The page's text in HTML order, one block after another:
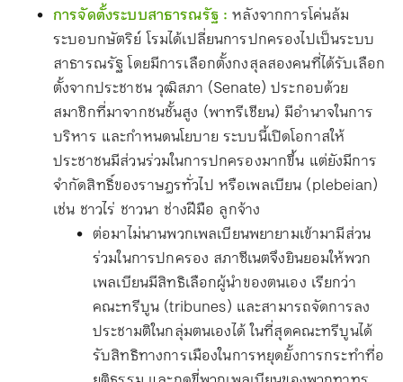
การจัดตั้งระบบสาธารณรัฐ :หลังจากการโค่นล้ม
ระบอบกษัตริย์ โรมได้เปลี่ยนการปกครองไปเป็นระบบ
สาธารณรัฐ โดยมีการเลือกตั้งกงสุลสองคนที่ได้รับเลือก
ตั้งจากประชาชน วุฒิสภา (Senate) ประกอบด้วย
สมาชิกที่มาจากชนชั้นสูง (พาทรีเชียน) มีอำนาจในการ
บริหาร และกำหนดนโยบาย ระบบนี้เปิดโอกาสให้
ประชาชนมีส่วนร่วมในการปกครองมากขึ้น แต่ยังมีการ
จำกัดสิทธิ์ของราษฎรทั่วไป หรือเพลเบียน (plebeian)
เช่น ชาวไร่ ชาวนา ช่างฝีมือ ลูกจ้าง
ต่อมาไม่นานพวกเพลเบียนพยายามเข้ามามีส่วน
ร่วมในการปกครอง สภาซีเนตจึงยินยอมให้พวก
เพลเบียนมีสิทธิเลือกผู้นำของตนเอง เรียกว่า
คณะทรีบูน (tribunes) และสามารถจัดการลง
ประชามติในกลุ่มตนเองได้ ในที่สุดคณะทรีบูนได้
รับสิทธิทางการเมืองในการหยุดยั้งการกระทำที่อ